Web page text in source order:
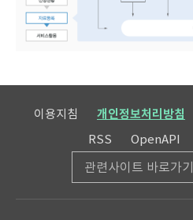
이용지침 개인정보처리방침
RSS
OpenAPI
관련사이트 바로가기